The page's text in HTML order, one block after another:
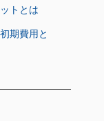
トとは
期費用と